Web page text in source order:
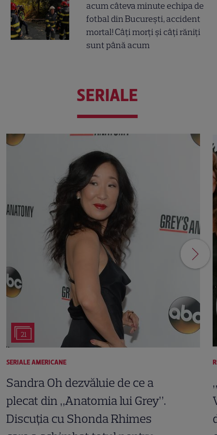
acum câteva minute echipa de
fotbal din București, accident
mortal! Câți morți și câți răniți
sunt până acum
SERIALE
21
SERIALE AMERICANE
Sandra Oh dezvăluie de ce a
plecat din „Anatomia lui Grey”.
Discuția cu Shonda Rhimes